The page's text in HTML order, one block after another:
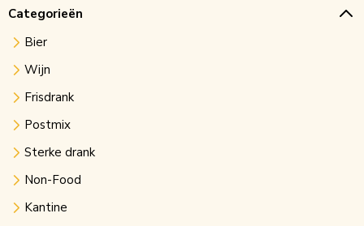
Categorieën
Bier
Wijn
Frisdrank
Postmix
Sterke drank
Non-Food
Kantine